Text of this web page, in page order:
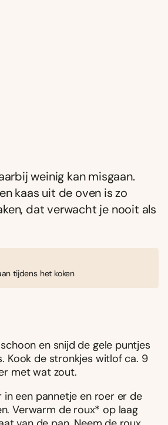
weinig kan misgaan.
kaas uit de oven is zo
dat verwacht je nooit als
tijdens het koken
en snijd de gele puntjes
Kook de stronkjes witlof ca. 9
met wat zout.
in een pannetje en roer er de
Verwarm de roux* op laag